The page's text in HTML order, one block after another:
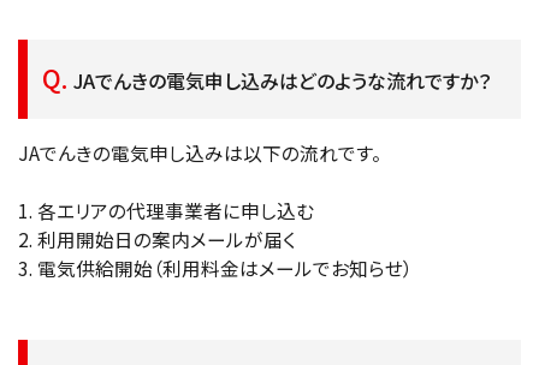
JAでんきの電気申し込みはどのような流れですか？
JAでんきの電気申し込みは以下の流れです。
1. 各エリアの代理事業者に申し込む
2. 利用開始日の案内メールが届く
3. 電気供給開始（利用料金はメールでお知らせ）